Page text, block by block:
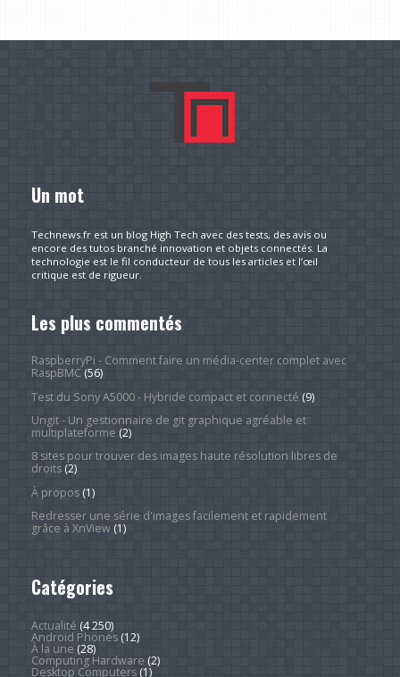
Un mot
Technews.fr est un blog High Tech avec des tests, des avis ou
encore des tutos branché innovation et objets connectés. La
technologie est le fil conducteur de tous les articles et l’œil
critique est de rigueur.
Les plus commentés
RaspberryPi - Comment faire un média-center complet avec
RaspBMC(56)
Test du Sony A5000 - Hybride compact et connecté (9)
Ungit - Un gestionnaire de git graphique agréable et
multiplateforme (2)
8 sites pour trouver des images haute résolution libres de
droits(2)
À propos(1)
Redresser une série d'images facilement et rapidement
grâce à XnView(1)
Catégories
Actualité (4 250)
Android Phones(12)
À la une (28)
Computing Hardware (2)
Desktop Computers(1)